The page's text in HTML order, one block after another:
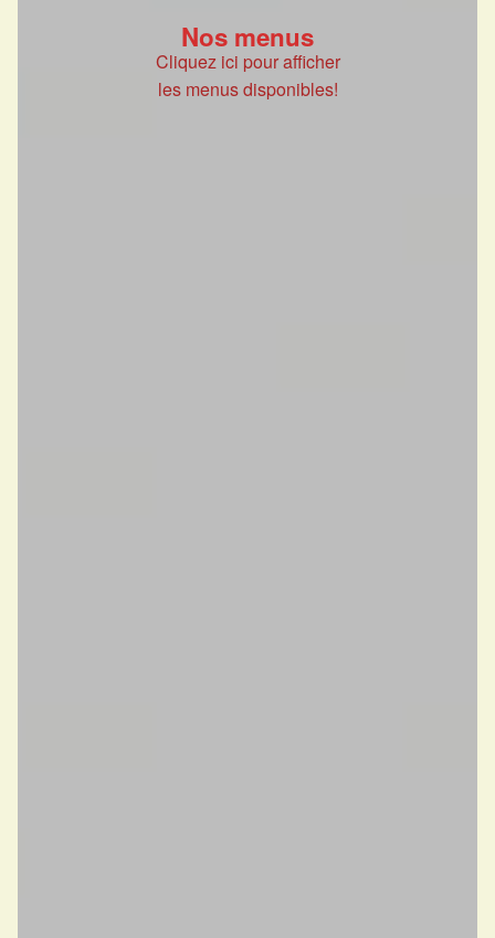
Nos menus
Cliquez ici pour afficher
les menus disponibles!